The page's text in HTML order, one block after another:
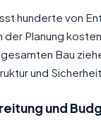
hunderte von
der Planung
Bau
und Sicherheit.
und